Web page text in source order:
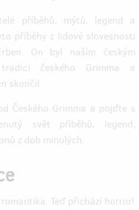
příběhů, mýtů, legend a
příběhy z lidové slovesnosti
On byl naším českým
českého Grimma a
skončil.
Českého Grimma a pojďte s
svět příběhů, legend,
z dob minulých.
Teď přichází horror!